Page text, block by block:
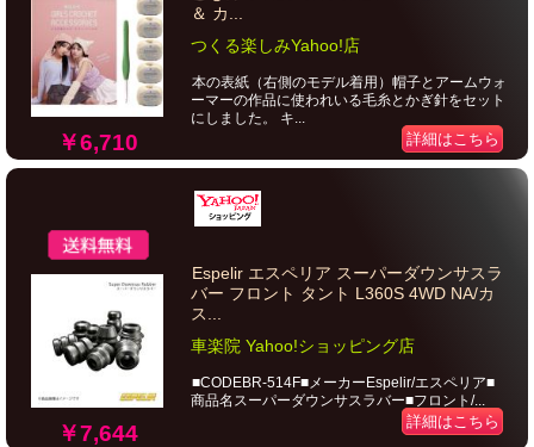
￥6,710
＆ カ...
つくる楽しみYahoo!店
本の表紙（右側のモデル着用）帽子とアームウォ
ーマーの作品に使われいる毛糸とかぎ針をセット
にしました。 キ...
詳細はこちら
￥7,644
Espelir エスペリア スーパーダウンサスラ
バー フロント タント L360S 4WD NA/カ
ス...
車楽院 Yahoo!ショッピング店
■CODEBR-514F■メーカーEspelir/エスペリア■
商品名スーパーダウンサスラバー■フロント/...
詳細はこちら